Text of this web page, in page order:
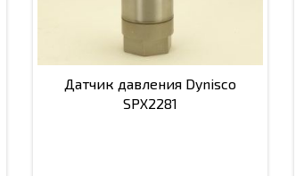
Датчик давления Dynisco
SPX2281